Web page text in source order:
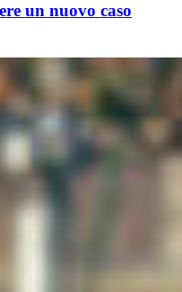
un nuovo caso